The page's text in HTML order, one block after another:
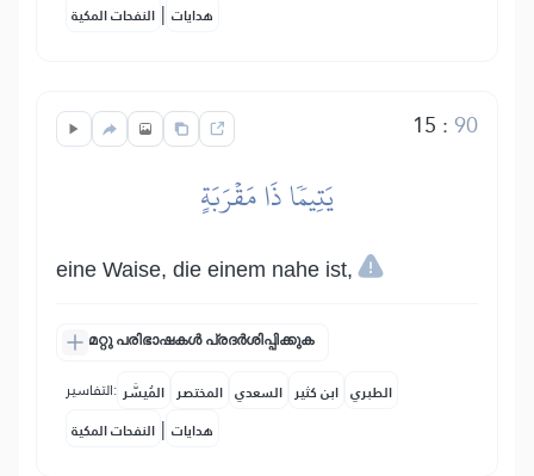
النفحات المكية | هدايات
15 :90
يَتِيمٗا ذَا مَقۡرَبَةٍ
eine Waise, die einem nahe ist,
മറ്റു പരിഭാഷകൾ പ്രദർശിപ്പിക്കുക
التفاسير: المُيسَّر المختصر السعدي ابن كثير الطبري
النفحات المكية | هدايات